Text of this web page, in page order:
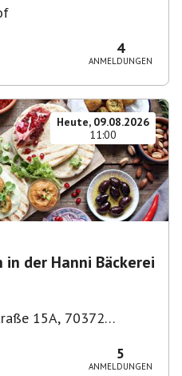
4
ANMELDUNGEN
Heute, 09.08.2026
11:00
der Hanni Bäckerei
15A, 70372
5
ANMELDUNGEN